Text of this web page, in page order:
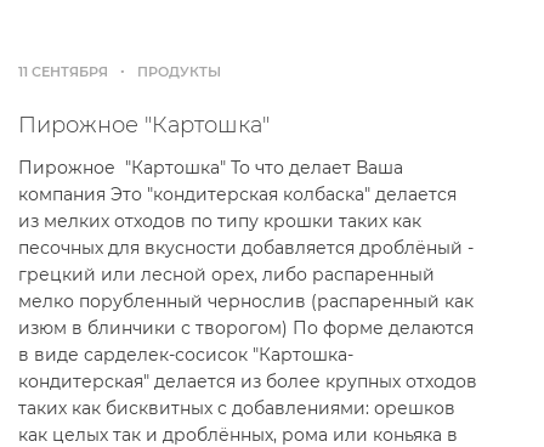
11 СЕНТЯБРЯ ПРОДУКТЫ
Пирожное "Картошка"
Пирожное "Картошка" То что делает Ваша
компания Это "кондитерская колбаска" делается
из мелких отходов по типу крошки таких как
песочных для вкусности добавляется дроблёный -
грецкий или лесной орех, либо распаренный
мелко порубленный чернослив (распаренный как
изюм в блинчики с творогом) По форме делаются
в виде сарделек-сосисок "Картошка-
кондитерская" делается из более крупных отходов
таких как бисквитных с добавлениями: орешков
как целых так и дроблённых, рома или коньяка в